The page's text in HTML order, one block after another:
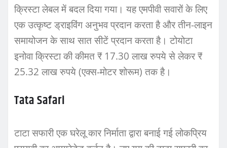
क्रिस्टा लेबल में बदल दिया गया। यह एमपीवी सवारों के लिए
एक उत्कृष्ट ड्राइविंग अनुभव प्रदान करता है और तीन-लाइन
समायोजन के साथ सात सीटें प्रदान करता है। टोयोटा
इनोवा क्रिस्टा की कीमत ₹ 17.30 लाख रुपये से लेकर ₹
25.32 लाख रुपये (एक्स-मोटर शोरूम) तक है।
Tata Safari
टाटा सफारी एक घरेलू कार निर्माता द्वारा बनाई गई लोकप्रिय